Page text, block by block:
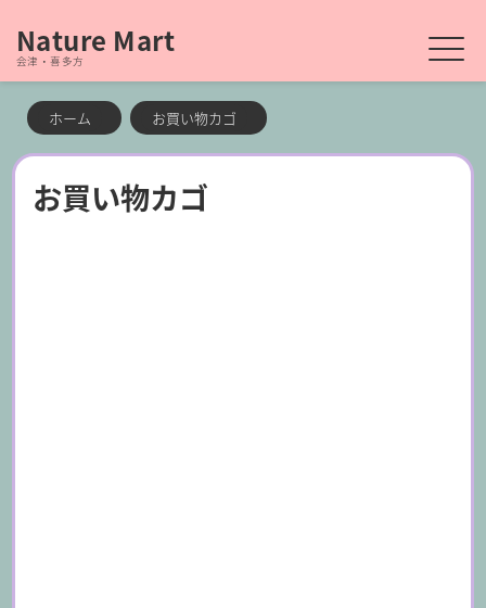
Nature Mart
会津・喜多方
ホーム お買い物カゴ
お買い物カゴ